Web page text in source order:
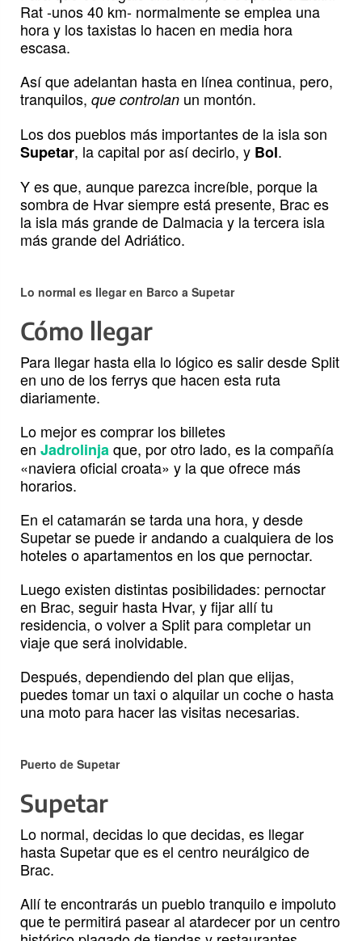
Rat -unos 40 km- normalmente se emplea una
hora y los taxistas lo hacen en media hora
escasa.
Así que adelantan hasta en línea continua, pero,
tranquilos, que controlan un montón.
Los dos pueblos más importantes de la isla son
Supetar, la capital por así decirlo, y Bol.
Y es que, aunque parezca increíble, porque la
sombra de Hvar siempre está presente, Brac es
la isla más grande de Dalmacia y la tercera isla
más grande del Adriático.
Lo normal es llegar en Barco a Supetar
Cómo llegar
Para llegar hasta ella lo lógico es salir desde Split
en uno de los ferrys que hacen esta ruta
diariamente.
Lo mejor es comprar los billetes
en Jadrolinjaque, por otro lado, es la compañía
«naviera oficial croata» y la que ofrece más
horarios.
En el catamarán se tarda una hora, y desde
Supetar se puede ir andando a cualquiera de los
hoteles o apartamentos en los que pernoctar.
Luego existen distintas posibilidades: pernoctar
en Brac, seguir hasta Hvar, y fijar allí tu
residencia, o volver a Split para completar un
viaje que será inolvidable.
Después, dependiendo del plan que elijas,
puedes tomar un taxi o alquilar un coche o hasta
una moto para hacer las visitas necesarias.
Puerto de Supetar
Supetar
Lo normal, decidas lo que decidas, es llegar
hasta Supetar que es el centro neurálgico de
Brac.
Allí te encontrarás un pueblo tranquilo e impoluto
que te permitirá pasear al atardecer por un centro